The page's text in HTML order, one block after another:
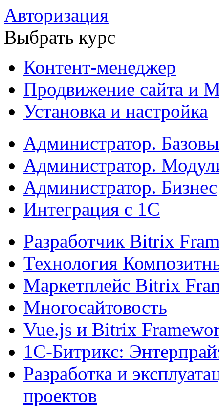
Авторизация
Выбрать курс
Контент-менеджер
Продвижение сайта и
Установка и настройка
Администратор.
Администратор.
Администратор. Бизнес
Интеграция с 1С
Разработчик Bitrix
Технология
Маркетплейс Bitrix
Многосайтовость
Vue.js и Bitrix
1С-Битрикс:
Разработка и
проектов